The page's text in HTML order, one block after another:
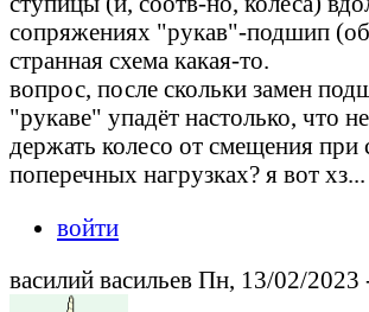
сопряжениях "рукав"-подшип
странная схема какая-то.
вопрос, после скольки замен
"рукаве" упадёт настолько, что
держать колесо от смещения при
поперечных нагрузках? я вот хз...
войти
василий васильев Пн, 13/02/2023